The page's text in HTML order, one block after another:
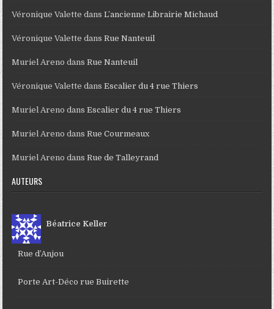
Véronique Valette dansL’ancienne Librairie Michaud
Véronique Valette dansRue Nanteuil
Muriel Areno dansRue Nanteuil
Véronique Valette dansEscalier du 4 rue Thiers
Muriel Areno dansEscalier du 4 rue Thiers
Muriel Areno dansRue Courmeaux
Muriel Areno dansRue de Talleyrand
AUTEURS
Béatrice Keller
Rue d’Anjou
Porte Art-Déco rue Buirette